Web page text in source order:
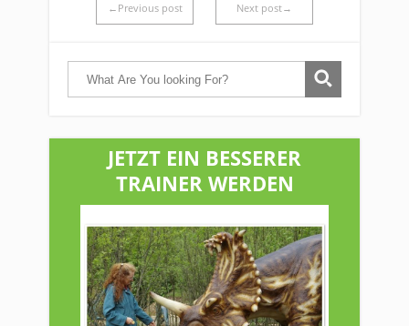
←Previous post Next post→
JETZT EIN BESSERER
TRAINER WERDEN